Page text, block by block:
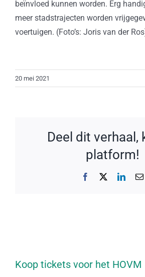
beïnvloed kunnen worden. Erg
meer stadstrajecten worden
voertuigen. (Foto’s: Joris van der
20 mei 2021
Deel dit verhaal,
platform!
Facebook
Koop tickets voor het HOVM